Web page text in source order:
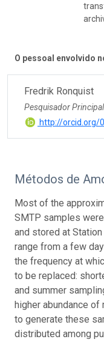
O pessoal envolvido
Fredrik Ronquist
Pesquisador Principal
http://orcid.org/
Métodos de
Most of the
SMTP samples
and stored at
range from a few
the frequency at
to be replaced:
and summer
higher abundance
to generate these
distributed among